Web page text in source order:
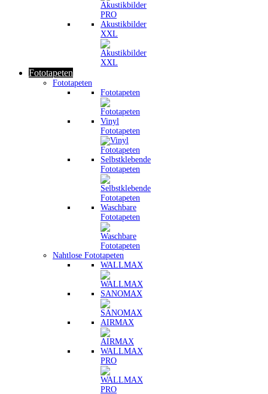
Akustikbilder
XXL
Fototapeten
Fototapeten
Fototapeten
Vinyl
Fototapeten
Selbstklebende
Fototapeten
Waschbare
Fototapeten
Nahtlose Fototapeten
WALLMAX
SANOMAX
AIRMAX
WALLMAX
PRO